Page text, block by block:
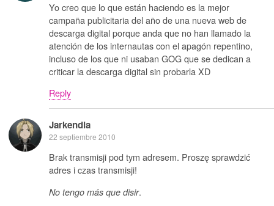
Yo creo que lo que están haciendo es la mejor
campaña publicitaria del año de una nueva web de
descarga digital porque anda que no han llamado la
atención de los internautas con el apagón repentino,
incluso de los que ni usaban GOG que se dedican a
criticar la descarga digital sin probarla XD
Reply
Jarkendia
22 septiembre 2010
Brak transmisji pod tym adresem. Proszę sprawdzić
adres i czas transmisji!
No tengo más que disir.